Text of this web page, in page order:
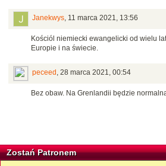
Janekwys, 11 marca 2021, 13:56
Kościól niemiecki ewangelicki od wielu
Europie i na świecie.
peceed , 28 marca 2021, 00:54
Bez obaw. Na Grenlandii będzie
Zostań Patronem